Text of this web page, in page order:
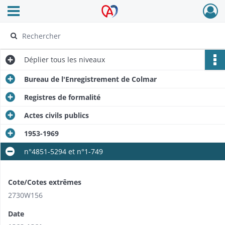
Archives Alsace - Colmar
Ouvrir le menu déroulant
Déplier tous les niveaux
Bureau de l'Enregistrement de Colmar
Registres de formalité
Actes civils publics
1953-1969
n°4851-5294 et n°1-749
Cote/Cotes extrêmes
2730W156
Date